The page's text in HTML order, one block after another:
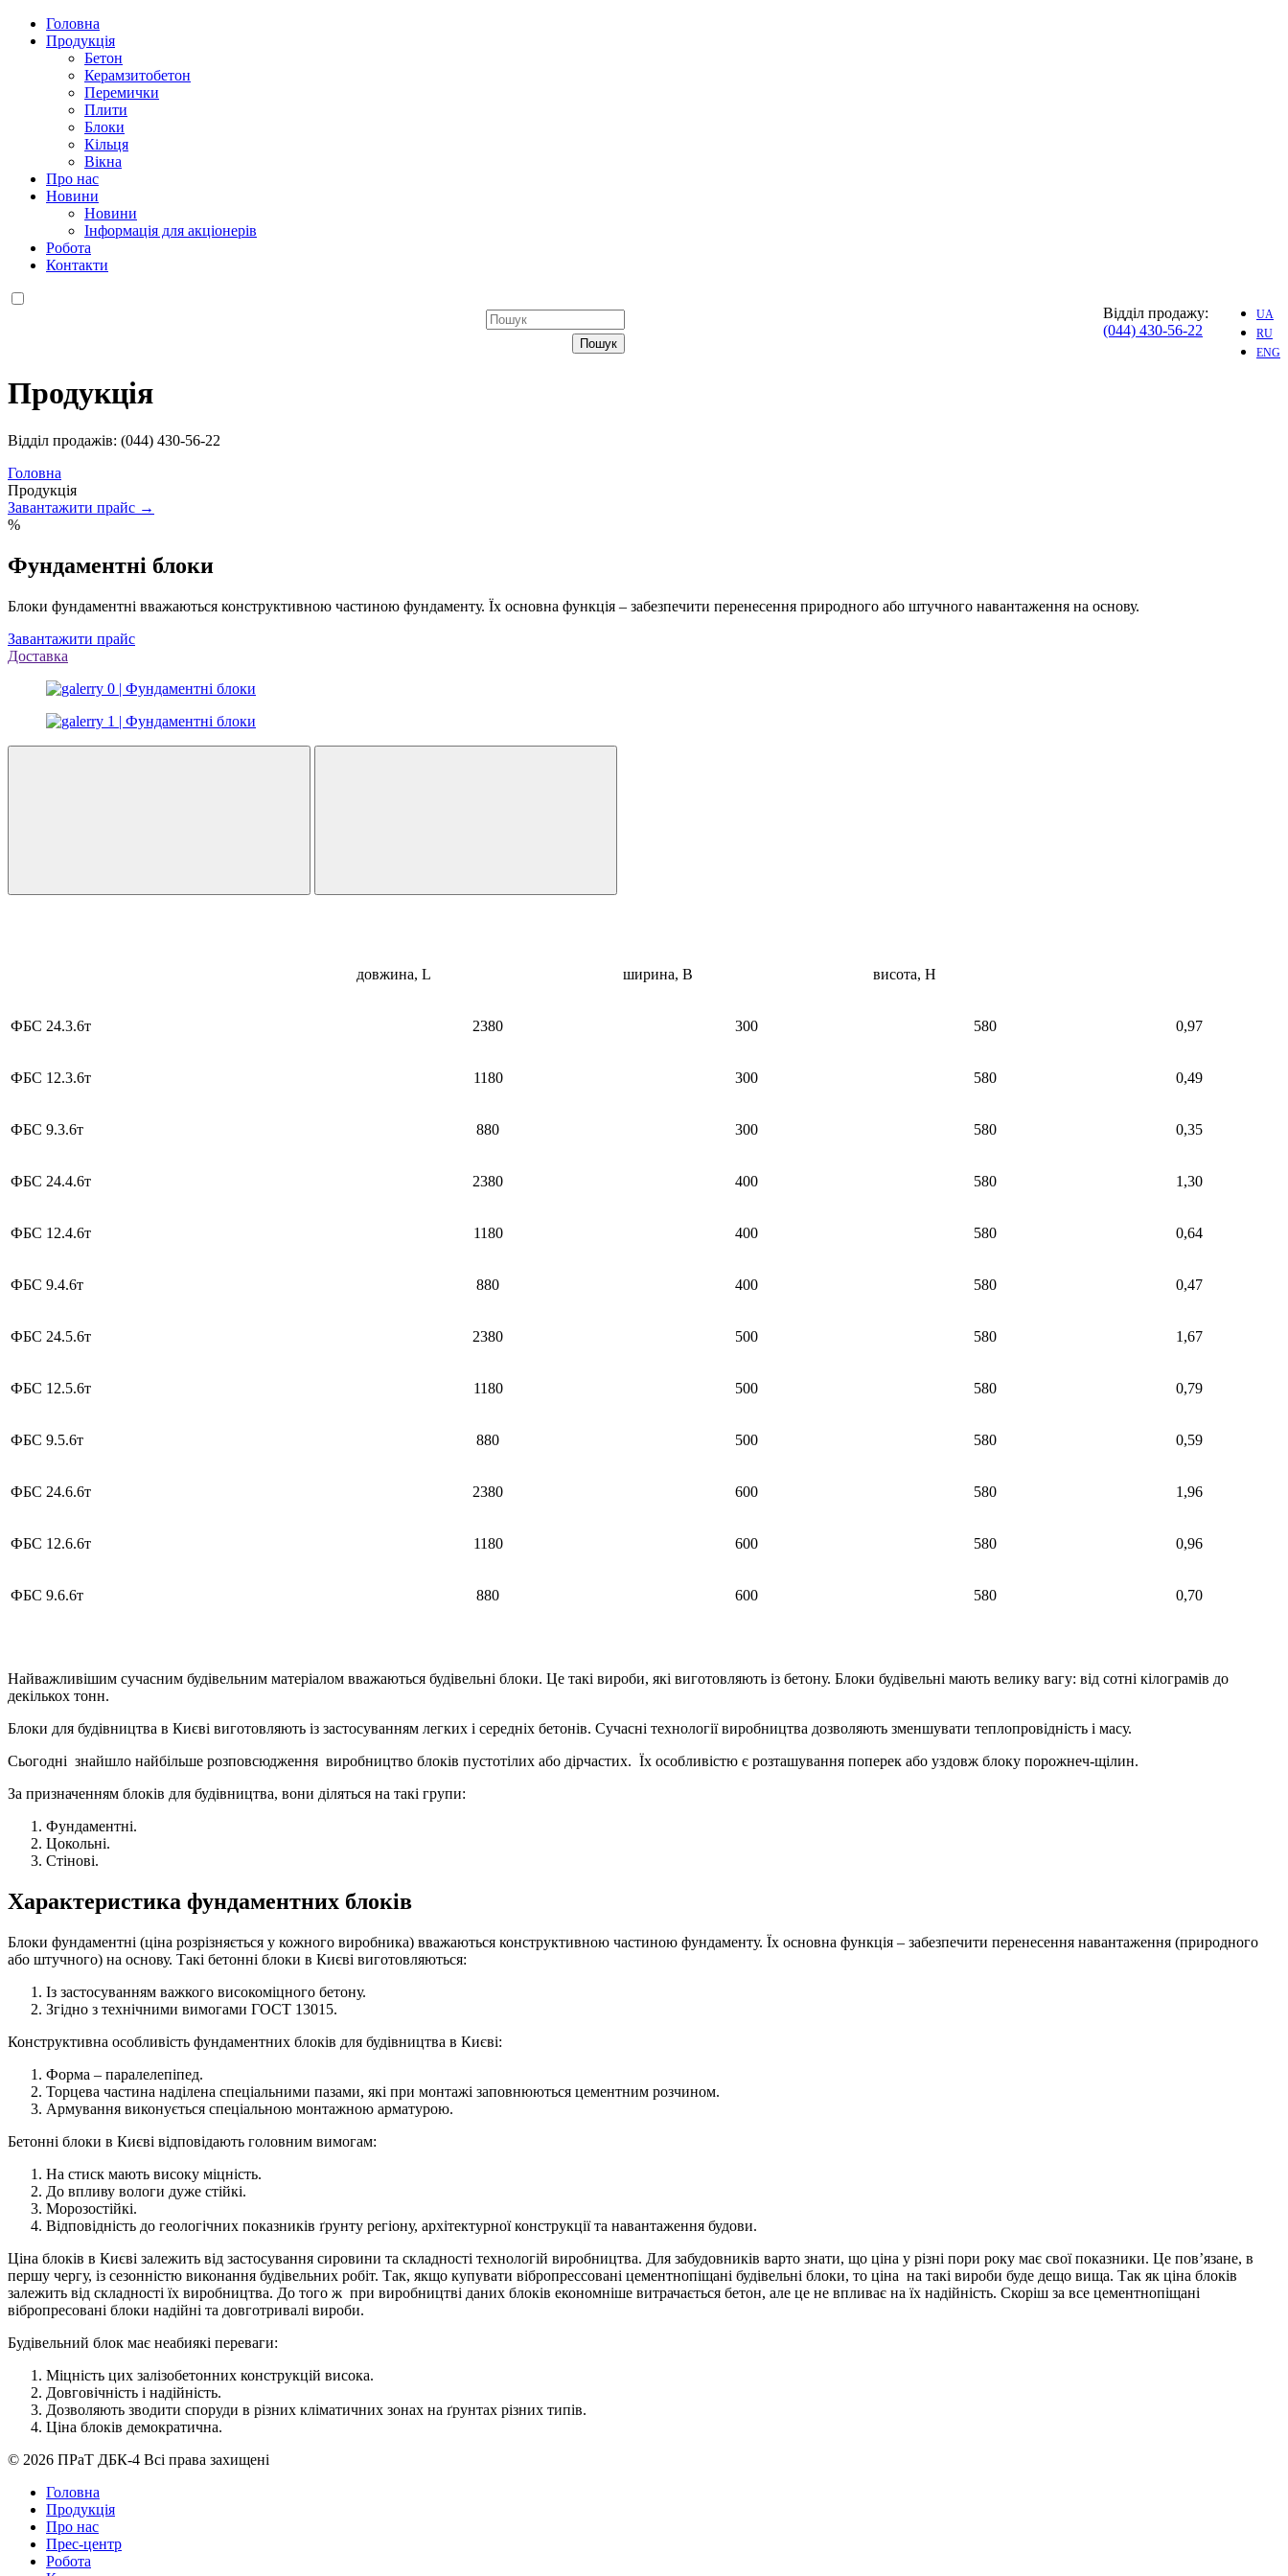
Головна
Продукція
Бетон
Керамзитобетон
Перемички
Плити
Блоки
Кільця
Вікна
Про нас
Новини
Новини
Інформація для акціонерів
Робота
Контакти
UA
RU
ENG
Відділ продажу:
(044) 430-56-22
Продукцiя
Відділ продажів: (044) 430-56-22
Головна
Продукція
Завантажити прайс →
%
Фундаментні блоки
Блоки фундаментні вважаються конструктивною частиною фундаменту. Їх основна функція – забезпечити перенесення природного або штучного навантаження на основу.
Завантажити прайс
Доставка
довжина, L ширина, B висота, H
ФБС 24.3.6т 2380 300 580 0,97
ФБС 12.3.6т 1180 300 580 0,49
ФБС 9.3.6т 880 300 580 0,35
ФБС 24.4.6т 2380 400 580 1,30
ФБС 12.4.6т 1180 400 580 0,64
ФБС 9.4.6т 880 400 580 0,47
ФБС 24.5.6т 2380 500 580 1,67
ФБС 12.5.6т 1180 500 580 0,79
ФБС 9.5.6т 880 500 580 0,59
ФБС 24.6.6т 2380 600 580 1,96
ФБС 12.6.6т 1180 600 580 0,96
ФБС 9.6.6т 880 600 580 0,70
Найважливішим сучасним будівельним матеріалом вважаються будівельні блоки. Це такі вироби, які виготовляють із бетону. Блоки будівельні мають велику вагу: від сотні кілограмів до
декількох тонн.
Блоки для будівництва в Києві виготовляють із застосуванням легких і середніх бетонів. Сучасні технології виробництва дозволяють зменшувати теплопровідність і масу.
Сьогодні знайшло найбільше розповсюдження виробництво блоків пустотілих або дірчастих. Їх особливістю є розташування поперек або уздовж блоку порожнеч-щілин.
За призначенням блоків для будівництва, вони діляться на такі групи:
Фундаментні.
Цокольні.
Стінові.
Характеристика фундаментних блоків
Блоки фундаментні (ціна розрізняється у кожного виробника) вважаються конструктивною частиною фундаменту. Їх основна функція – забезпечити перенесення навантаження (природного
або штучного) на основу. Такі бетонні блоки в Києві виготовляються:
Із застосуванням важкого високоміцного бетону.
Згідно з технічними вимогами ГОСТ 13015.
Конструктивна особливість фундаментних блоків для будівництва в Києві:
Форма – паралелепіпед.
Торцева частина наділена спеціальними пазами, які при монтажі заповнюються цементним розчином.
Армування виконується спеціальною монтажною арматурою.
Бетонні блоки в Києві відповідають головним вимогам:
На стиск мають високу міцність.
До впливу вологи дуже стійкі.
Морозостійкі.
Відповідність до геологічних показників ґрунту регіону, архітектурної конструкції та навантаження будови.
Ціна блоків в Києві залежить від застосування сировини та складності технологій виробництва. Для забудовників варто знати, що ціна у різні пори року має свої показники. Це пов’язане, в
першу чергу, із сезонністю виконання будівельних робіт. Так, якщо купувати вібропрессовані цементнопіщані будівельні блоки, то ціна на такі вироби буде дещо вища. Так як ціна блоків
залежить від складності їх виробництва. До того ж при виробництві даних блоків економніше витрачається бетон, але це не впливає на їх надійність. Скоріш за все цементнопіщані
вібропресовані блоки надійні та довготривалі вироби.
Будівельний блок має неабиякі переваги:
Міцність цих залізобетонних конструкцій висока.
Довговічність і надійність.
Дозволяють зводити споруди в різних кліматичних зонах на ґрунтах різних типів.
Ціна блоків демократична.
© 2026 ПРаТ ДБК-4 Всі права захищені
Головна
Продукція
Про нас
Прес-центр
Робота